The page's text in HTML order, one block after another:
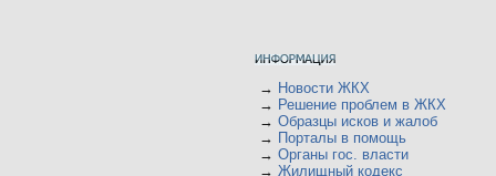
→ Новости ЖКХ
→ Решение проблем в ЖКХ
→ Образцы исков и жалоб
→ Порталы в помощь
→ Органы гос. власти
→ Жилищный кодекс